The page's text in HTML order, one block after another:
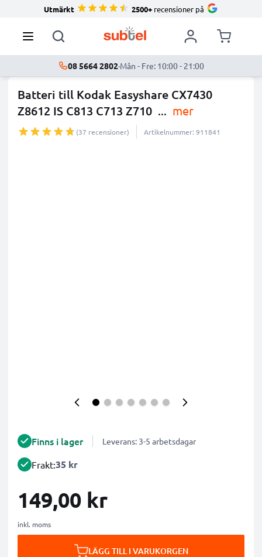
Utmärkt 2500+ recensioner på
08 5664 2802·Mån - Fre: 10:00 - 21:00
Batteri till Kodak Easyshare CX7430
Z8612 IS C813 C713 Z710 ... mer
(37 recensioner) Artikelnummer: 911841
Finns i lager Leverans: 3-5 arbetsdagar
Frakt:35 kr
149,00 kr
inkl. moms
LÄGG TILL I VARUKORGEN